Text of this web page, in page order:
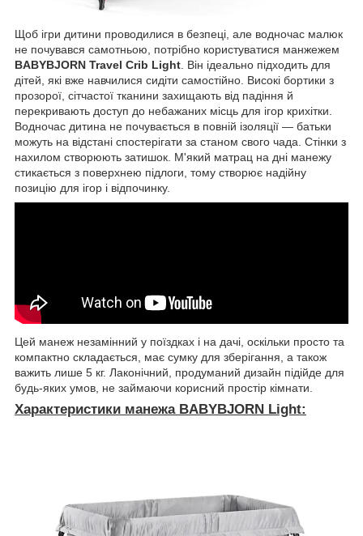
Щоб ігри дитини проводилися в безпеці, але водночас малюк
не почувався самотньою, потрібно користуватися манжежем
BABYBJORN Travel Crib Light . Він ідеально підходить для
дітей, які вже навчилися сидіти самостійно. Високі бортики з
прозорої, сітчастої тканини захищають від падіння й
перекривають доступ до небажаних місць для ігор крихітки.
Водночас дитина не почувається в повній ізоляції — батьки
можуть на відстані спостерігати за станом свого чада. Стінки з
нахилом створюють затишок. М'який матрац на дні манежу
стикається з поверхнею підлоги, тому створює надійну
позицію для ігор і відпочинку.
Цей манеж незамінний у поїздках і на дачі, оскільки просто та
компактно складається, має сумку для зберігання, а також
важить лише 5 кг. Лаконічний, продуманий дизайн підійде для
будь-яких умов, не займаючи корисний простір кімнати.
Характеристики манежа BABYBJORN Light: